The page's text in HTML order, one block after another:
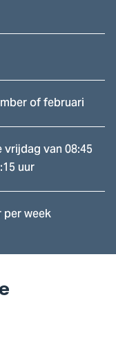
of februari
vrijdag van 08:45
uur
per week